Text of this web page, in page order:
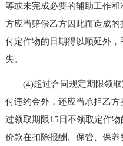
等或未完成必要的辅助工作
方应当赔偿乙方因此而造成
付定作物的日期得以顺延外
失。
(4)超过合同规定期限领取
付违约金外，还应当承担乙
过领取期限15日不领取定作
价款在扣除报酬、保管、保